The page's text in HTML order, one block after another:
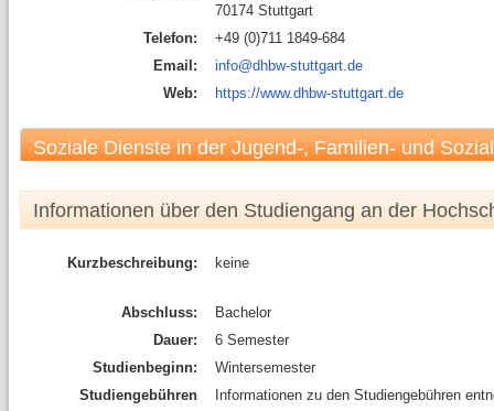
70174 Stuttgart
Telefon:
+49 (0)711 1849-684
Email:
info@dhbw-stuttgart.de
Web:
https://www.dhbw-stuttgart.de
Soziale Dienste in der Jugend-, Familien- und
Informationen über den Studiengang an der
Kurzbeschreibung: keine
Abschluss:
Bachelor
Dauer:
6 Semester
Studienbeginn:
Wintersemester
Studiengebühren
Informationen zu den Studiengebühren